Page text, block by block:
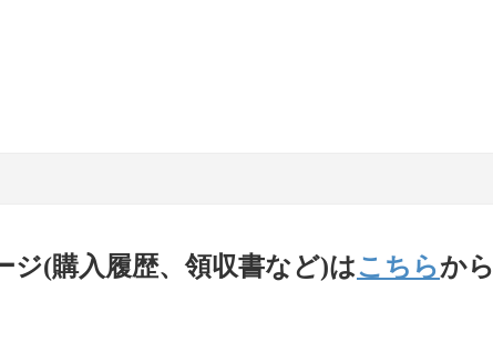
ジ(購入履歴、領収書など)はこちらから